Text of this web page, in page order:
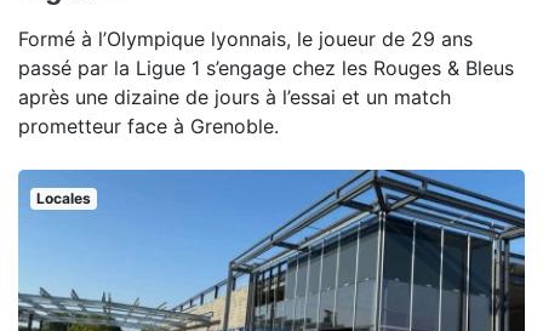
Formé à l’Olympique lyonnais, le joueur de 29 ans
passé par la Ligue 1 s’engage chez les Rouges & Bleus
après une dizaine de jours à l’essai et un match
prometteur face à Grenoble.
Locales